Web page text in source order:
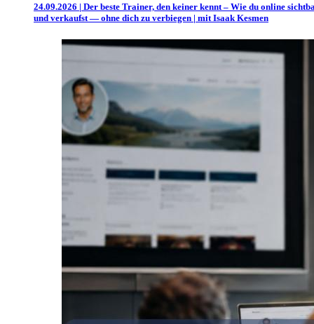
24.09.2026 | Der beste Trainer, den keiner kennt – Wie du online
und verkaufst — ohne dich zu verbiegen | mit Isaak Kesmen